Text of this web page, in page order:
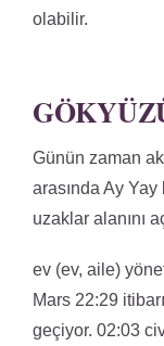
olabilir.
Günün zaman
arasında Ay
uzaklar alanını
ev (ev, aile)
Mars 22:29
geçiyor. 02:03